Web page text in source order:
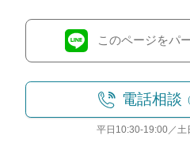
このページをパ
電話相談
平日10:30-19:00／